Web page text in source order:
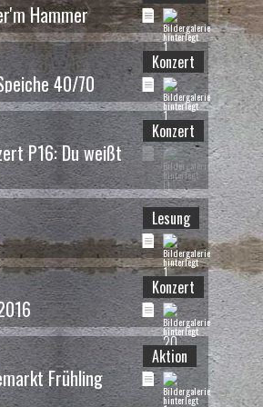
um 16:00 Uhr
- Lesung
17 / 53
2016- Aktion
18 / 53
um 20:45 Uhr
SED- Theater
Hammer
1
40/70
Konzert
1
P16: Du weißt
Konzert
0
Lesung
1
Konzert
20
Frühling
Aktion